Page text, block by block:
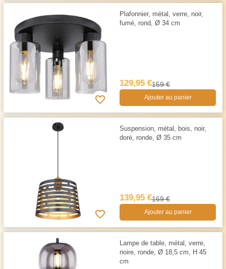
Plafonnier, métal, verre, noir,
fumé, rond, Ø 34 cm
129,95 €159 €
Ajouter au panier
Suspension, métal, bois, noir,
doré, ronde, Ø 35 cm
139,95 €169 €
Ajouter au panier
Lampe de table, métal, verre,
noire, ronde, Ø 18,5 cm, H 45
cm